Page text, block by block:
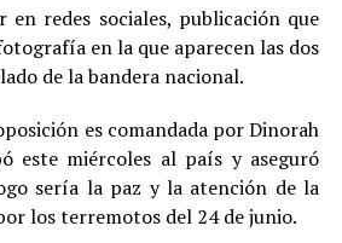
redes sociales, publicación que
en la que aparecen las dos
de la bandera nacional.
es comandada por Dinorah
este miércoles al país y aseguró
sería la paz y la atención de la
los terremotos del 24 de junio.